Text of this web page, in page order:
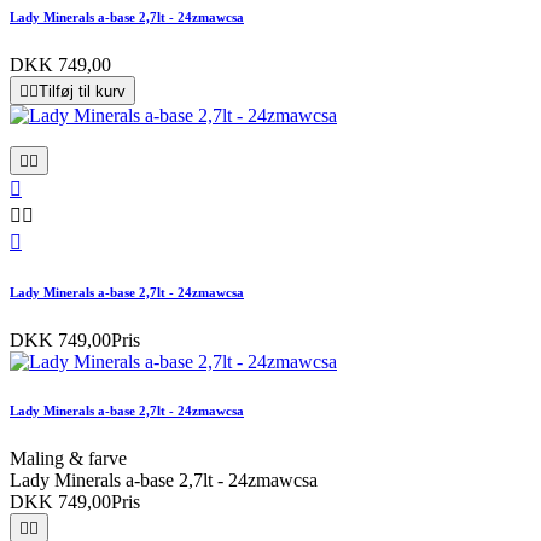
Lady Minerals a-base 2,7lt - 24zmawcsa
DKK 749,00
 Tilføj til kurv
 

 

Lady Minerals a-base 2,7lt - 24zmawcsa
DKK 749,00Pris
Lady Minerals a-base 2,7lt - 24zmawcsa
Maling & farve
Lady Minerals a-base 2,7lt - 24zmawcsa
DKK 749,00Pris
 